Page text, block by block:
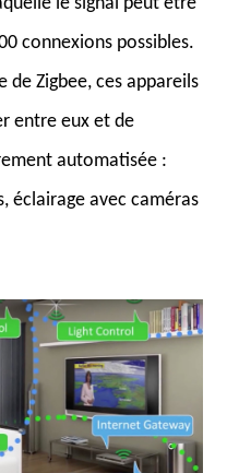
le signal peut être
connexions possibles.
de Zigbee, ces appareils
entre eux et de
automatisée :
éclairage avec caméras